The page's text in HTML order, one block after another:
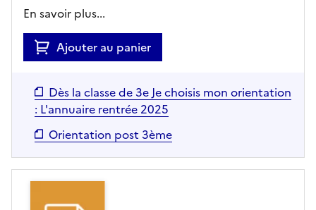
En savoir plus...
Ajouter au panier
Dès la classe de 3e Je choisis mon orientation
: L'annuaire rentrée 2025
Orientation post 3ème